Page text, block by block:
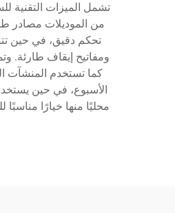
تشمل الميزات التقنية
من الموديلات مصادر
ومفاتيح إيقاف طارئة.
كما تستخدم المنشآت
الأسبوع، في حين
محليًا منها خيارًا